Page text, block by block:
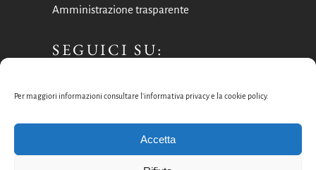
Per maggiori informazioni consultare l’informativa privacy e la cookie policy.
Accetta
Amministrazione trasparente
SEGUICI SU: